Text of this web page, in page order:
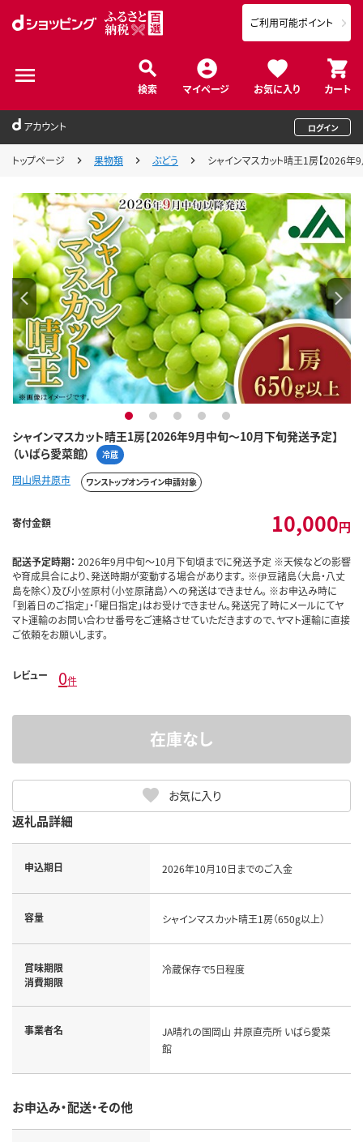
検索 マイページ お気に入り カート
ご利用可能ポイント
アカウント ログイン
トップページ 果物類 ぶどう シャインマスカット晴王1房【2026
シャインマスカット晴王1房【2026年9月中旬～10月下旬発送予定】
（いばら愛菜館）
冷蔵
1 2 3 4 5
岡山県井原市 ワンストップオンライン申請対象
寄付金額 10,000円
配送予定時期： 2026年9月中旬～10月下旬頃までに発送予定 ※天候などの影響
や育成具合により、発送時期が変動する場合があります。 ※伊豆諸島（大島・八丈
島を除く）及び小笠原村（小笠原諸島）への発送はできません。 ※お申込み時に
「到着日のご指定」・「曜日指定」はお受けできません。発送完了時にメールにてヤ
マト運輸のお問い合わせ番号をご連絡させていただきますので、ヤマト運輸に直接
ご依頼をお願いします。
レビュー 0件
お気に入り
在庫なし
返礼品詳細
申込期日 2026年10月10日までのご入金
容量 シャインマスカット晴王1房（650g以上）
賞味期限
消費期限
冷蔵保存で5日程度
事業者名
JA晴れの国岡山 井原直売所 いばら愛菜
館
お申込み・配送・その他